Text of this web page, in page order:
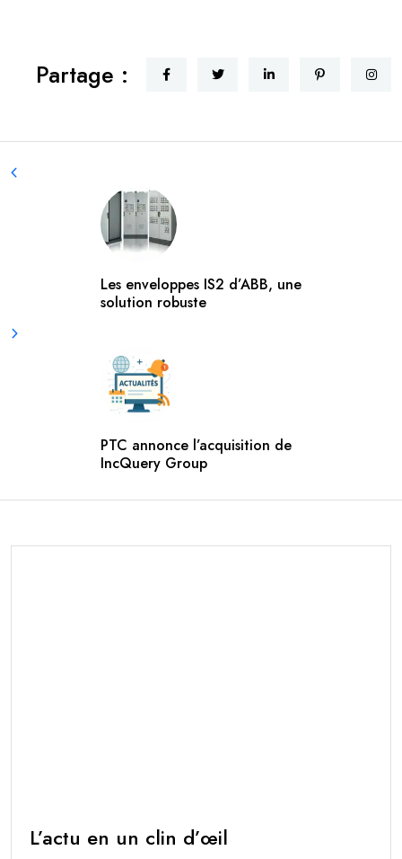
Partage :
Les enveloppes IS2 d’ABB, une
solution robuste
PTC annonce l’acquisition de
IncQuery Group
L’actu en un clin d’œil